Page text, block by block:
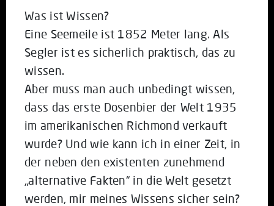
Was ist Wissen?
Eine Seemeile ist 1852 Meter lang. Als
Segler ist es sicherlich praktisch, das zu
wissen.
Aber muss man auch unbedingt wissen,
dass das erste Dosenbier der Welt 1935
im amerikanischen Richmond verkauft
wurde? Und wie kann ich in einer Zeit, in
der neben den existenten zunehmend
„alternative Fakten“ in die Welt gesetzt
werden, mir meines Wissens sicher sein?